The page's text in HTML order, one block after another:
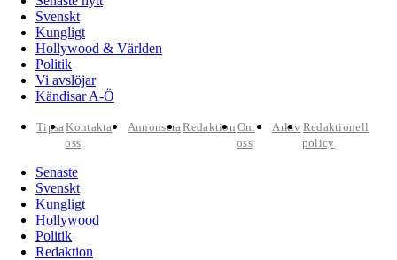
Svenskt
Kungligt
Hollywood & Världen
Politik
Vi avslöjar
Kändisar A-Ö
TipsaKontakta
oss
AnnonseraRedaktion Om
oss
Arkiv Redaktionell
policy
Senaste
Svenskt
Kungligt
Hollywood
Politik
Redaktion